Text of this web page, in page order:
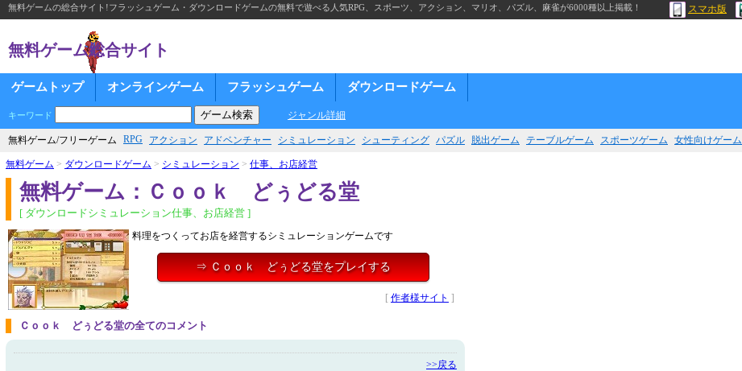
無料ゲームの総合サイト!フラッシュゲーム・ダウンロードゲームの無料で遊べる人気RPG、スポーツ、アクション、マリオ、パズル、麻雀が6000種以上掲載！ スマホ版
無料ゲーム総合サイト
ゲームトップ オンラインゲーム フラッシュゲーム ダウンロードゲーム
キーワード ジャンル詳細
無料ゲーム/フリーゲーム RPG アクション アドベンチャー シミュレーション シューティング パズル 脱出ゲーム テーブルゲーム スポーツゲーム 女性向けゲーム
無料ゲーム > ダウンロードゲーム > シミュレーション > 仕事、お店経営
無料ゲーム：Ｃｏｏｋ どぅどる堂
[ ダウンロードシミュレーション仕事、お店経営 ]
料理をつくってお店を経営するシミュレーションゲームです
⇒ Ｃｏｏｋ どぅどる堂をプレイする
[ 作者様サイト ]
Ｃｏｏｋ どぅどる堂の全てのコメント
>>戻る